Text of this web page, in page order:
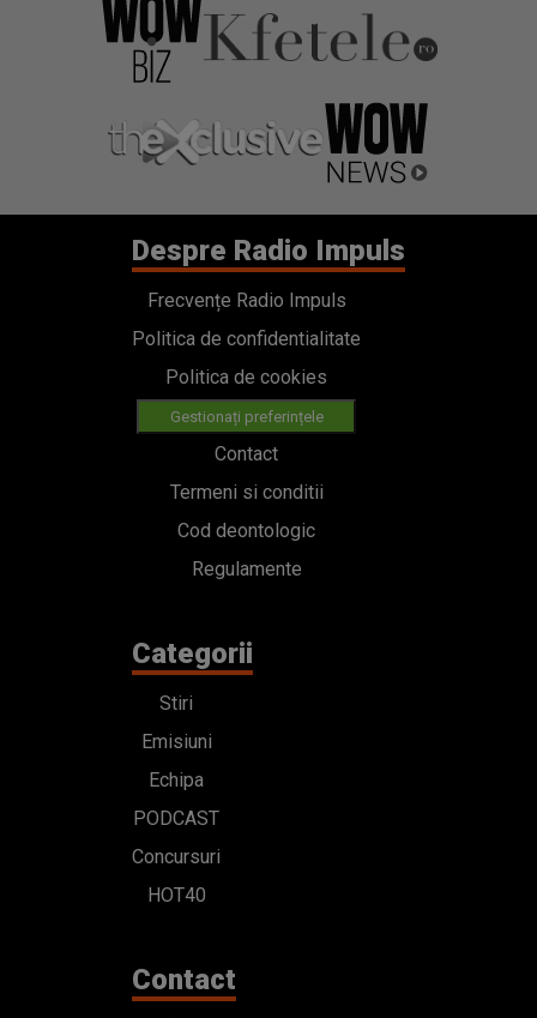
Despre Radio Impuls
Frecvențe Radio Impuls
Politica de confidentialitate
Politica de cookies
Gestionați preferințele
Contact
Termeni si conditii
Cod deontologic
Regulamente
Categorii
Stiri
Emisiuni
Echipa
PODCAST
Concursuri
HOT40
Contact